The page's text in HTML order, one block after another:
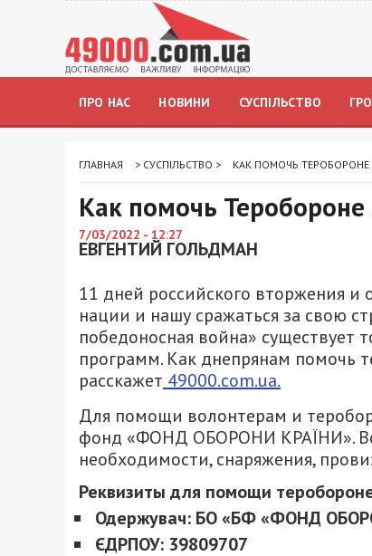
ПРО НАС НОВИНИ СУСПІЛЬСТВО
ГЛАВНАЯ > СУСПІЛЬСТВО > КАК ПОМОЧЬ
Как помочь
7/03/2022 - 12:27
ЕВГЕНТИЙ ГОЛЬДМАН
11 дней российского вторжения и
нации и нашу сражаться за свою
победоносная война» существует
программ. Как днепрянам помочь
расскажет 49000.com.ua.
Для помощи волонтерам и
фонд «ФОНД ОБОРОНИ КРАЇНИ».
необходимости, снаряжения,
Реквизиты для помощи
Одержувач: БО «БФ «ФОНД
ЄДРПОУ: 39809707